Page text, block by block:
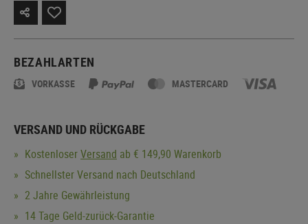
BEZAHLARTEN
VORKASSE MASTERCARD
VERSAND UND RÜCKGABE
KostenloserVersand ab € 149,90 Warenkorb
Schnellster Versand nach Deutschland
2 Jahre Gewährleistung
14 Tage Geld-zurück-Garantie